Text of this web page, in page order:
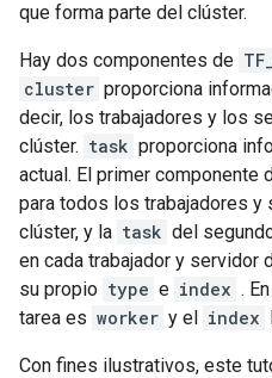
que forma parte del clúster.
Hay dos componentes de
cluster proporciona
decir, los trabajadores y los
clúster. task proporciona
actual. El primer componente
para todos los trabajadores
clúster, y la task del
en cada trabajador y servidor
su propio type e index .
tarea es worker y el index
Con fines ilustrativos, este